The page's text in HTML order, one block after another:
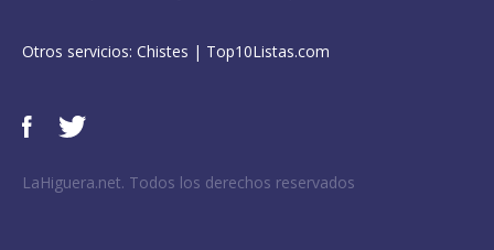
Otros servicios: Chistes | Top10Listas.com
LaHiguera.net. Todos los derechos reservados